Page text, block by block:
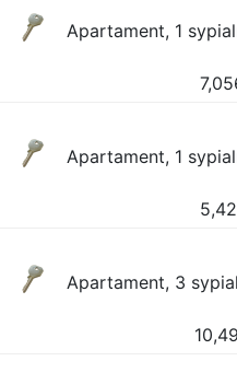
Apartament, 1
Apartament, 1
Apartament, 3